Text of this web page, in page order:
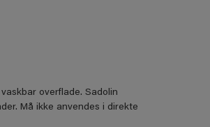
overﬂade. Sadolin
Må ikke anvendes i direkte